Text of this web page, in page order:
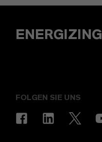
ENERGIZING
FOLGEN SIE UNS